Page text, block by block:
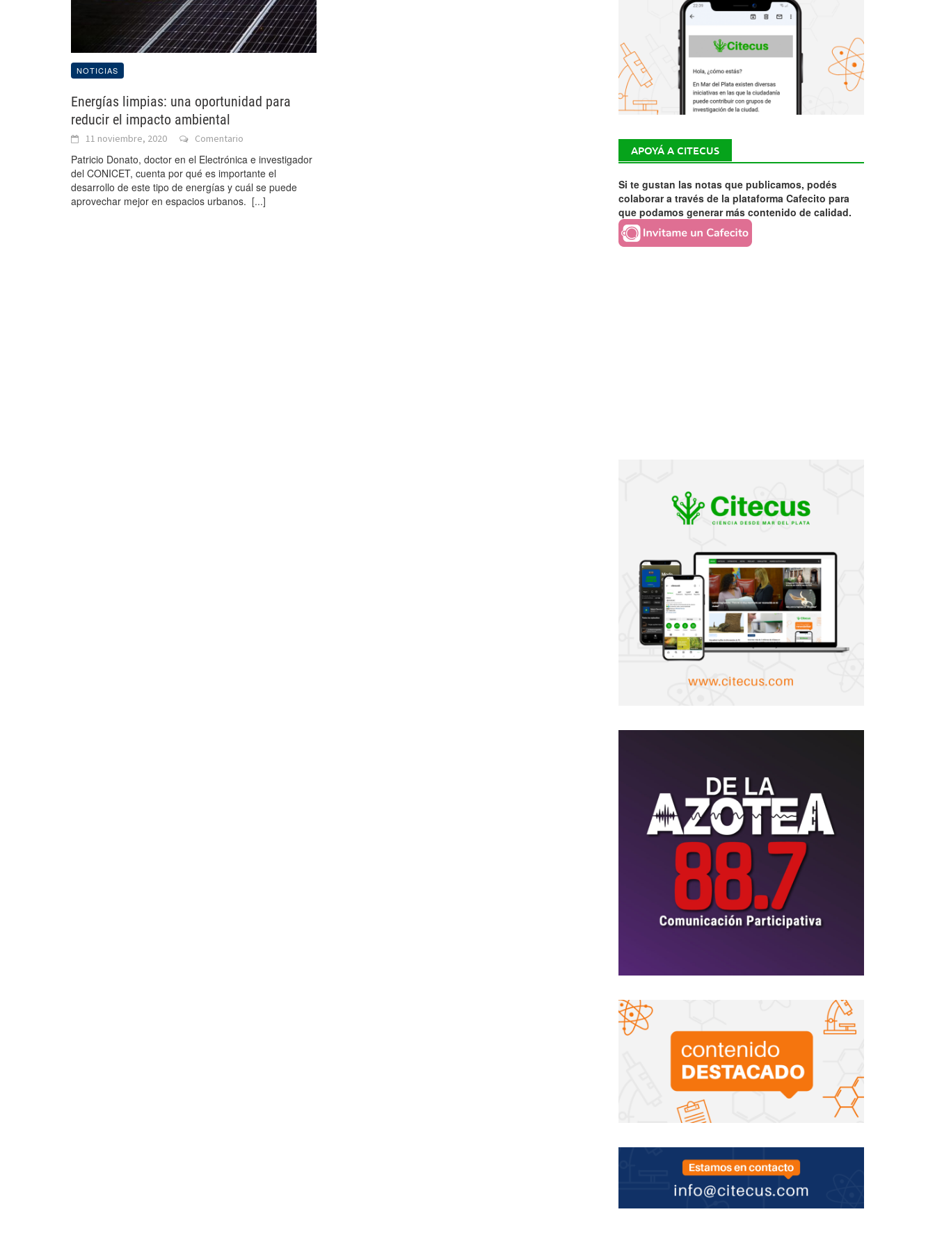
NOTICIAS
Energías limpias: una oportunidad para
reducir el impacto ambiental
11 noviembre, 2020 Comentario
Patricio Donato, doctor en el Electrónica e investigador
del CONICET, cuenta por qué es importante el
desarrollo de este tipo de energías y cuál se puede
aprovechar mejor en espacios urbanos. [...]
APOYÁ A CITECUS
Si te gustan las notas que publicamos, podés
colaborar a través de la plataforma Cafecito para
que podamos generar más contenido de calidad.